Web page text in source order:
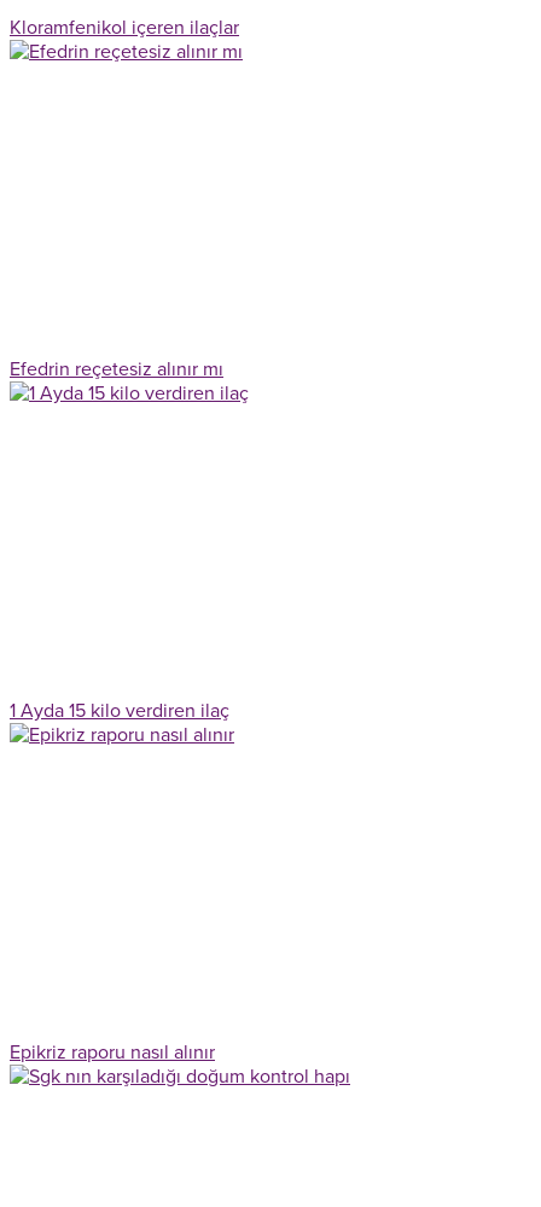
Kloramfenikol içeren ilaçlar
Efedrin reçetesiz alınır mı
1 Ayda 15 kilo verdiren ilaç
Epikriz raporu nasıl alınır